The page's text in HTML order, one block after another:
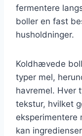
fermentere
boller en fast
husholdninger.
Koldhævede
typer mel,
havremel. Hver
tekstur, hvilket
eksperimentere
kan